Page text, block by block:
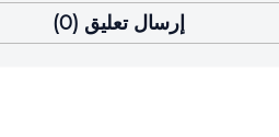
إرسال تعليق (0)